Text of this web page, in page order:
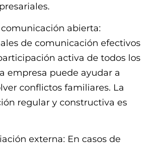
abierta:
de comunicación efectivos
activa de todos los
empresa puede ayudar a
conflictos familiares. La
regular y constructiva es
externa: En casos de